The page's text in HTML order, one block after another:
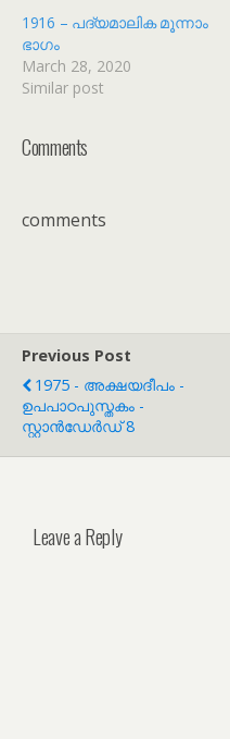
1916 – പദ്യമാലിക മൂന്നാം
ഭാഗം
March 28, 2020
Similar post
Comments
comments
Previous Post
1975 - അക്ഷയദീപം -
ഉപപാഠപുസ്തകം -
സ്റ്റാൻഡേർഡ് 8
Leave a Reply